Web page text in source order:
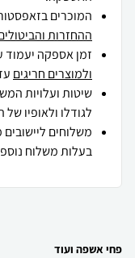
המוכרים
ההחזרות
זמן אספקה יעמוד על מקס' 7 ימי
ולמוצרים חריגים עד 21
שיטות ועלויות
לגודלו ולאופיו של
משלוחים
בעלות משלוח
פחי אשפה ועוד